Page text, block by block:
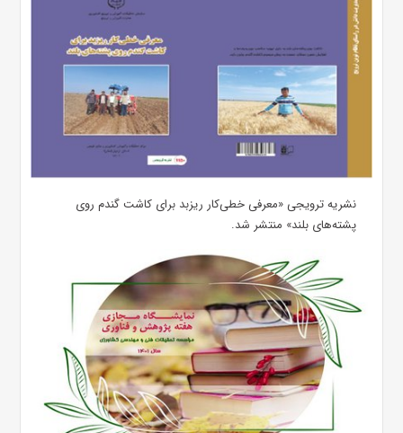
نشریه ترویجی «معرفی خطی‌کار ریزبد برای کاشت گندم روی
پشته‌های بلند» منتشر شد.